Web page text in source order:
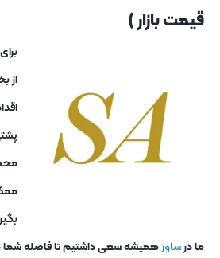
قیمت بازار )
از
ما درساورهمیشه سعی داشتیم تا فاصله شما